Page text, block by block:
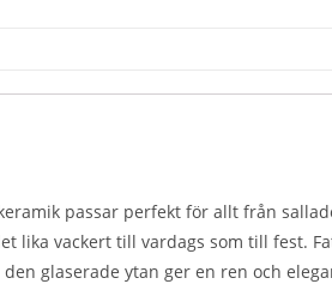
passar perfekt för allt från
lika vackert till vardags som till fest.
glaserade ytan ger en ren och